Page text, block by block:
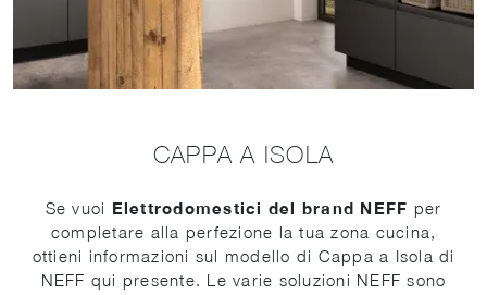
CAPPA A ISOLA
Se vuoi Elettrodomestici del brand NEFF per
completare alla perfezione la tua zona cucina,
ottieni informazioni sul modello di Cappa a Isola di
NEFF qui presente. Le varie soluzioni NEFF sono